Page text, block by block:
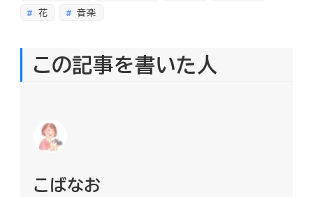
花
音楽
この記事を書いた人
こばなお